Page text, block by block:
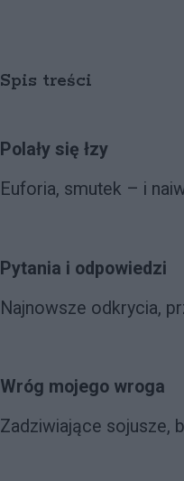
Spis treści
Polały się łzy
Euforia, smutek – i
Pytania i odpowiedzi
Najnowsze odkrycia,
Wróg mojego wroga
Zadziwiające sojusze,